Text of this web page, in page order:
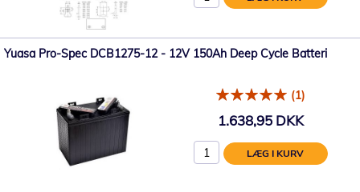
Yuasa Pro-Spec DCB1275-12 - 12V 150Ah Deep Cycle Batteri
(1)
1.638,95 DKK
LÆG I KURV